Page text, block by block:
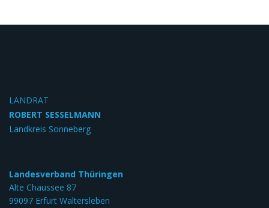
LANDRAT
ROBERT SESSELMANN
Landkreis Sonneberg
Landesverband Thüringen
Alte Chaussee 87
99097 Erfurt Waltersleben